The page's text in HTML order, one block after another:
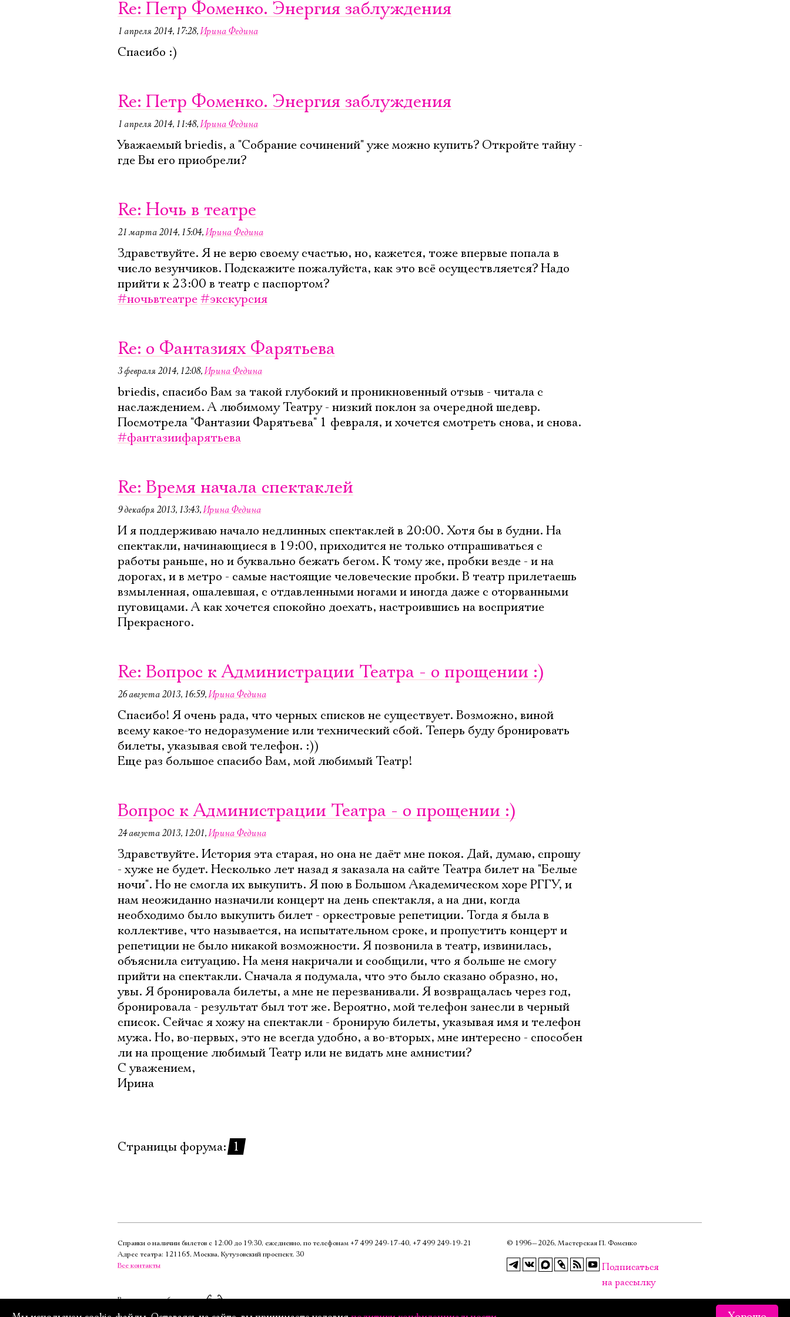
Re: Петр Фоменко. Энергия заблуждения
1 апреля 2014, 17:28,Ирина Федина
Спасибо :)
Re: Петр Фоменко. Энергия заблуждения
1 апреля 2014, 11:48,Ирина Федина
Уважаемый briedis, а "Собрание сочинений" уже можно купить? Откройте тайну -
где Вы его приобрели?
Re: Ночь в театре
21 марта 2014, 15:04,Ирина Федина
Здравствуйте. Я не верю своему счастью, но, кажется, тоже впервые попала в
число везунчиков. Подскажите пожалуйста, как это всё осуществляется? Надо
прийти к 23:00 в театр с паспортом?
#ночьвтеатре#экскурсия
Re: о Фантазиях Фарятьева
3 февраля 2014, 12:08,Ирина Федина
briedis, спасибо Вам за такой глубокий и проникновенный отзыв - читала с
наслаждением. А любимому Театру - низкий поклон за очередной шедевр.
Посмотрела "Фантазии Фарятьева" 1 февраля, и хочется смотреть снова, и снова.
#фантазиифарятьева
Re: Время начала спектаклей
9 декабря 2013, 13:43,Ирина Федина
И я поддерживаю начало недлинных спектаклей в 20:00. Хотя бы в будни. На
спектакли, начинающиеся в 19:00, приходится не только отпрашиваться с
работы раньше, но и буквально бежать бегом. К тому же, пробки везде - и на
дорогах, и в метро - самые настоящие человеческие пробки. В театр прилетаешь
взмыленная, ошалевшая, с отдавленными ногами и иногда даже с оторванными
пуговицами. А как хочется спокойно доехать, настроившись на восприятие
Прекрасного.
Re: Вопрос к Администрации Театра - о прощении :)
26 августа 2013, 16:59,Ирина Федина
Спасибо! Я очень рада, что черных списков не существует. Возможно, виной
всему какое-то недоразумение или технический сбой. Теперь буду бронировать
билеты, указывая свой телефон. :))
Еще раз большое спасибо Вам, мой любимый Театр!
Вопрос к Администрации Театра - о прощении :)
24 августа 2013, 12:01,Ирина Федина
Здравствуйте. История эта старая, но она не даёт мне покоя. Дай, думаю, спрошу
- хуже не будет. Несколько лет назад я заказала на сайте Театра билет на "Белые
ночи". Но не смогла их выкупить. Я пою в Большом Академическом хоре РГГУ, и
нам неожиданно назначили концерт на день спектакля, а на дни, когда
необходимо было выкупить билет - оркестровые репетиции. Тогда я была в
коллективе, что называется, на испытательном сроке, и пропустить концерт и
репетиции не было никакой возможности. Я позвонила в театр, извинилась,
объяснила ситуацию. На меня накричали и сообщили, что я больше не смогу
прийти на спектакли. Сначала я подумала, что это было сказано образно, но,
увы. Я бронировала билеты, а мне не перезванивали. Я возвращалась через год,
бронировала - результат был тот же. Вероятно, мой телефон занесли в черный
список. Сейчас я хожу на спектакли - бронирую билеты, указывая имя и телефон
мужа. Но, во-первых, это не всегда удобно, а во-вторых, мне интересно - способен
ли на прощение любимый Театр или не видать мне амнистии?
С уважением,
Ирина
Страницы форума: 1
Справки о наличии билетов с 12:00 до 19:30, ежедневно, по телефонам +7 499 249‑17‑40, +7 499 249‑19‑21
Адрес театра: 121165, Москва, Кутузовский проспект, 30
Все контакты
© 1996—2026, Мастерская П. Фоменко
Подписаться
на рассылку
Версия для слабовидящих
Имя
Ознакомиться